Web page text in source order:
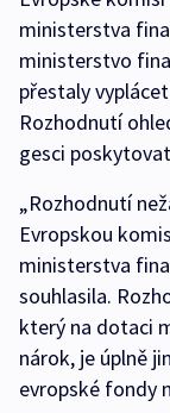
ministerstva
ministerstvo
přestaly
Rozhodnutí
gesci
„Rozhodnutí
Evropskou
ministerstva
souhlasila.
který na dotaci
nárok, je úplně
evropské fondy